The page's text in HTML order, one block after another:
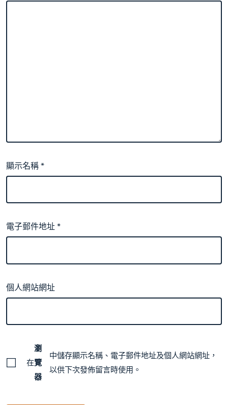
顯示名稱*
電子郵件地址*
個人網站網址
在
瀏
覽
器
中儲存顯示名稱、電子郵件地址及個人網站網址，
以供下次發佈留言時使用。